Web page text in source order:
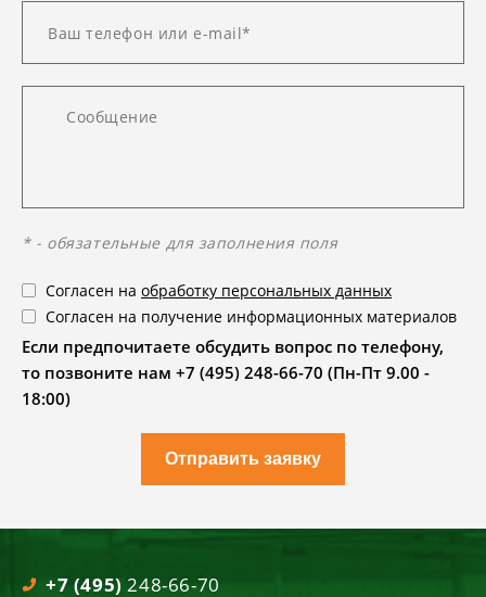
* - обязательные для заполнения поля
Согласен на обработку персональных данных
Согласен на получение информационных материалов
Если предпочитаете обсудить вопрос по телефону,
то позвоните нам +7 (495) 248-66-70 (Пн-Пт 9.00 -
18:00)
Отправить заявку
+7 (495) 248-66-70